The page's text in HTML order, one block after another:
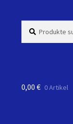
nach:
0,00 € 0 Artikel